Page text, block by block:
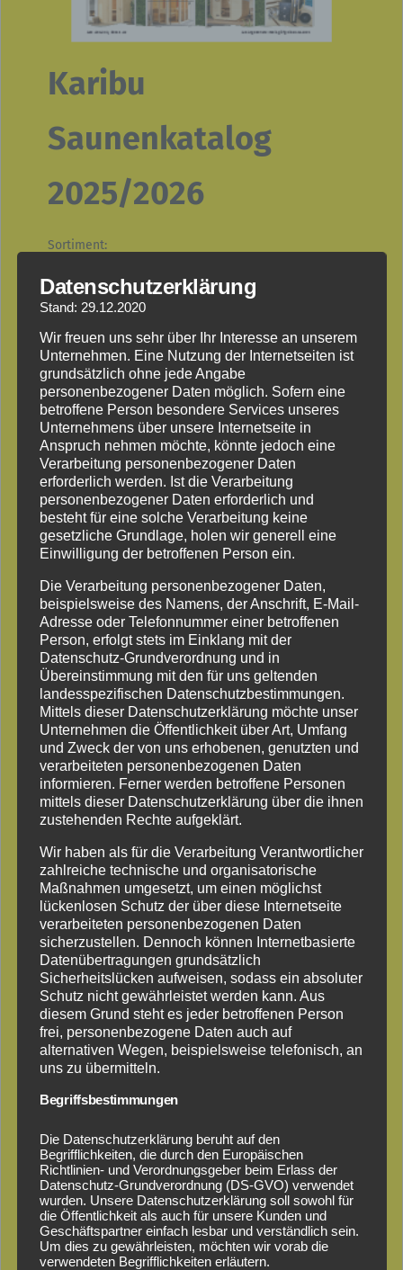
Karibu
Saunenkatalog
2025/2026
Sortiment:
Massivholzsauna, Plug & Play Sauna, Fasssauna,
Außensauna, Saunazubehör, Saunabeleuchtung,
Saunaöfen
Woodfeeling
Gartenkatalog
Sortiment:
Gartenhäuser, Blockbohlenhäuser, Verkaufshäuser,
Mittelwandhäuser, Hundezwinger,
Mährobotergaragen
Datenschutzerklärung
Stand: 29.12.2020
Wir freuen uns sehr über Ihr Interesse an unserem
Unternehmen. Eine Nutzung der Internetseiten ist
grundsätzlich ohne jede Angabe
personenbezogener Daten möglich. Sofern eine
betroffene Person besondere Services unseres
Unternehmens über unsere Internetseite in
Anspruch nehmen möchte, könnte jedoch eine
Verarbeitung personenbezogener Daten
erforderlich werden. Ist die Verarbeitung
personenbezogener Daten erforderlich und
besteht für eine solche Verarbeitung keine
gesetzliche Grundlage, holen wir generell eine
Einwilligung der betroffenen Person ein.
Die Verarbeitung personenbezogener Daten,
beispielsweise des Namens, der Anschrift, E-Mail-
Adresse oder Telefonnummer einer betroffenen
Person, erfolgt stets im Einklang mit der
Datenschutz-Grundverordnung und in
Übereinstimmung mit den für uns geltenden
landesspezifischen Datenschutzbestimmungen.
Mittels dieser Datenschutzerklärung möchte unser
Unternehmen die Öffentlichkeit über Art, Umfang
und Zweck der von uns erhobenen, genutzten und
verarbeiteten personenbezogenen Daten
informieren. Ferner werden betroffene Personen
mittels dieser Datenschutzerklärung über die ihnen
zustehenden Rechte aufgeklärt.
Wir haben als für die Verarbeitung Verantwortlicher
zahlreiche technische und organisatorische
Maßnahmen umgesetzt, um einen möglichst
lückenlosen Schutz der über diese Internetseite
verarbeiteten personenbezogenen Daten
sicherzustellen. Dennoch können Internetbasierte
Datenübertragungen grundsätzlich
Sicherheitslücken aufweisen, sodass ein absoluter
Schutz nicht gewährleistet werden kann. Aus
diesem Grund steht es jeder betroffenen Person
frei, personenbezogene Daten auch auf
alternativen Wegen, beispielsweise telefonisch, an
uns zu übermitteln.
Begriffsbestimmungen
Die Datenschutzerklärung beruht auf den
Begrifflichkeiten, die durch den Europäischen
Richtlinien- und Verordnungsgeber beim Erlass der
Datenschutz-Grundverordnung (DS-GVO) verwendet
wurden. Unsere Datenschutzerklärung soll sowohl für
die Öffentlichkeit als auch für unsere Kunden und
Geschäftspartner einfach lesbar und verständlich sein.
Um dies zu gewährleisten, möchten wir vorab die
verwendeten Begrifflichkeiten erläutern.